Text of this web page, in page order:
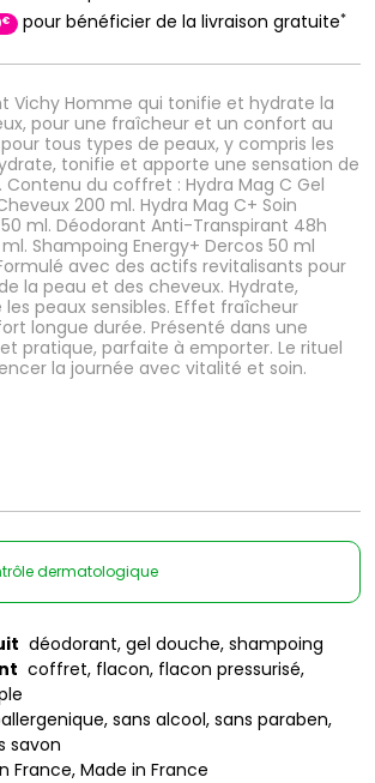
Vichy Homme qui tonifie et hydrate la
pour une fraîcheur et un confort au
tous types de peaux, y compris les
tonifie et apporte une sensation de
du coffret : Hydra Mag C Gel
200 ml. Hydra Mag C+ Soin
ml. Déodorant Anti-Transpirant 48h
Shampoing Energy+ Dercos 50 ml
avec des actifs revitalisants pour
la peau et des cheveux. Hydrate,
peaux sensibles. Effet fraîcheur
longue durée. Présenté dans une
pratique, parfaite à emporter. Le rituel
la journée avec vitalité et soin.
€ pour bénéficier de la livraison gratuite*
dermatologique
déodorant, gel douche, shampoing
coffret, flacon, flacon pressurisé,
sans alcool, sans paraben,
savon
France, Made in France